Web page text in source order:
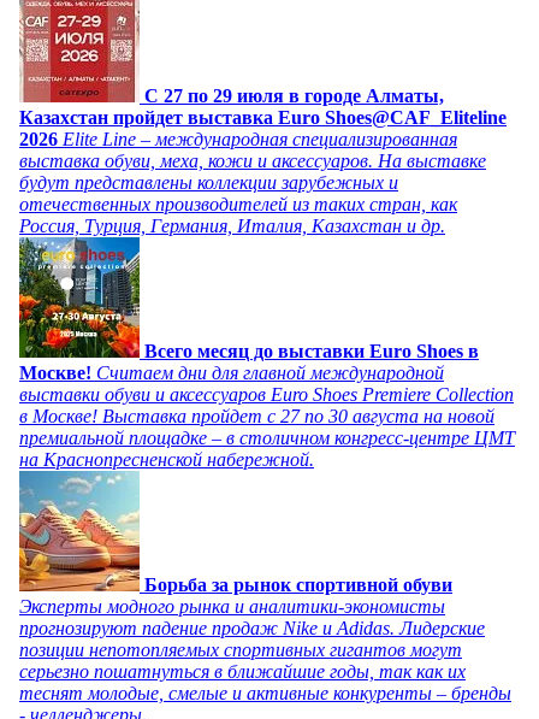
C 27 по 29 июля в городе Алматы,
Казахстан пройдет выставка Euro Shoes@CAF_Eliteline
2026 Elite Line – международная специализированная
выставка обуви, меха, кожи и аксессуаров. На выставке
будут представлены коллекции зарубежных и
отечественных производителей из таких стран, как
Россия, Турция, Германия, Италия, Казахстан и др.
Всего месяц до выставки Euro Shoes в
Москве! Считаем дни для главной международной
выставки обуви и аксессуаров Euro Shoes Premiere Collection
в Москве! Выставка пройдет с 27 по 30 августа на новой
премиальной площадке – в столичном конгресс-центре ЦМТ
на Краснопресненской набережной.
Борьба за рынок спортивной обуви
Эксперты модного рынка и аналитики-экономисты
прогнозируют падение продаж Nike и Adidas. Лидерские
позиции непотопляемых спортивных гигантов могут
серьезно пошатнуться в ближайшие годы, так как их
теснят молодые, смелые и активные конкуренты – бренды
- челленджеры.